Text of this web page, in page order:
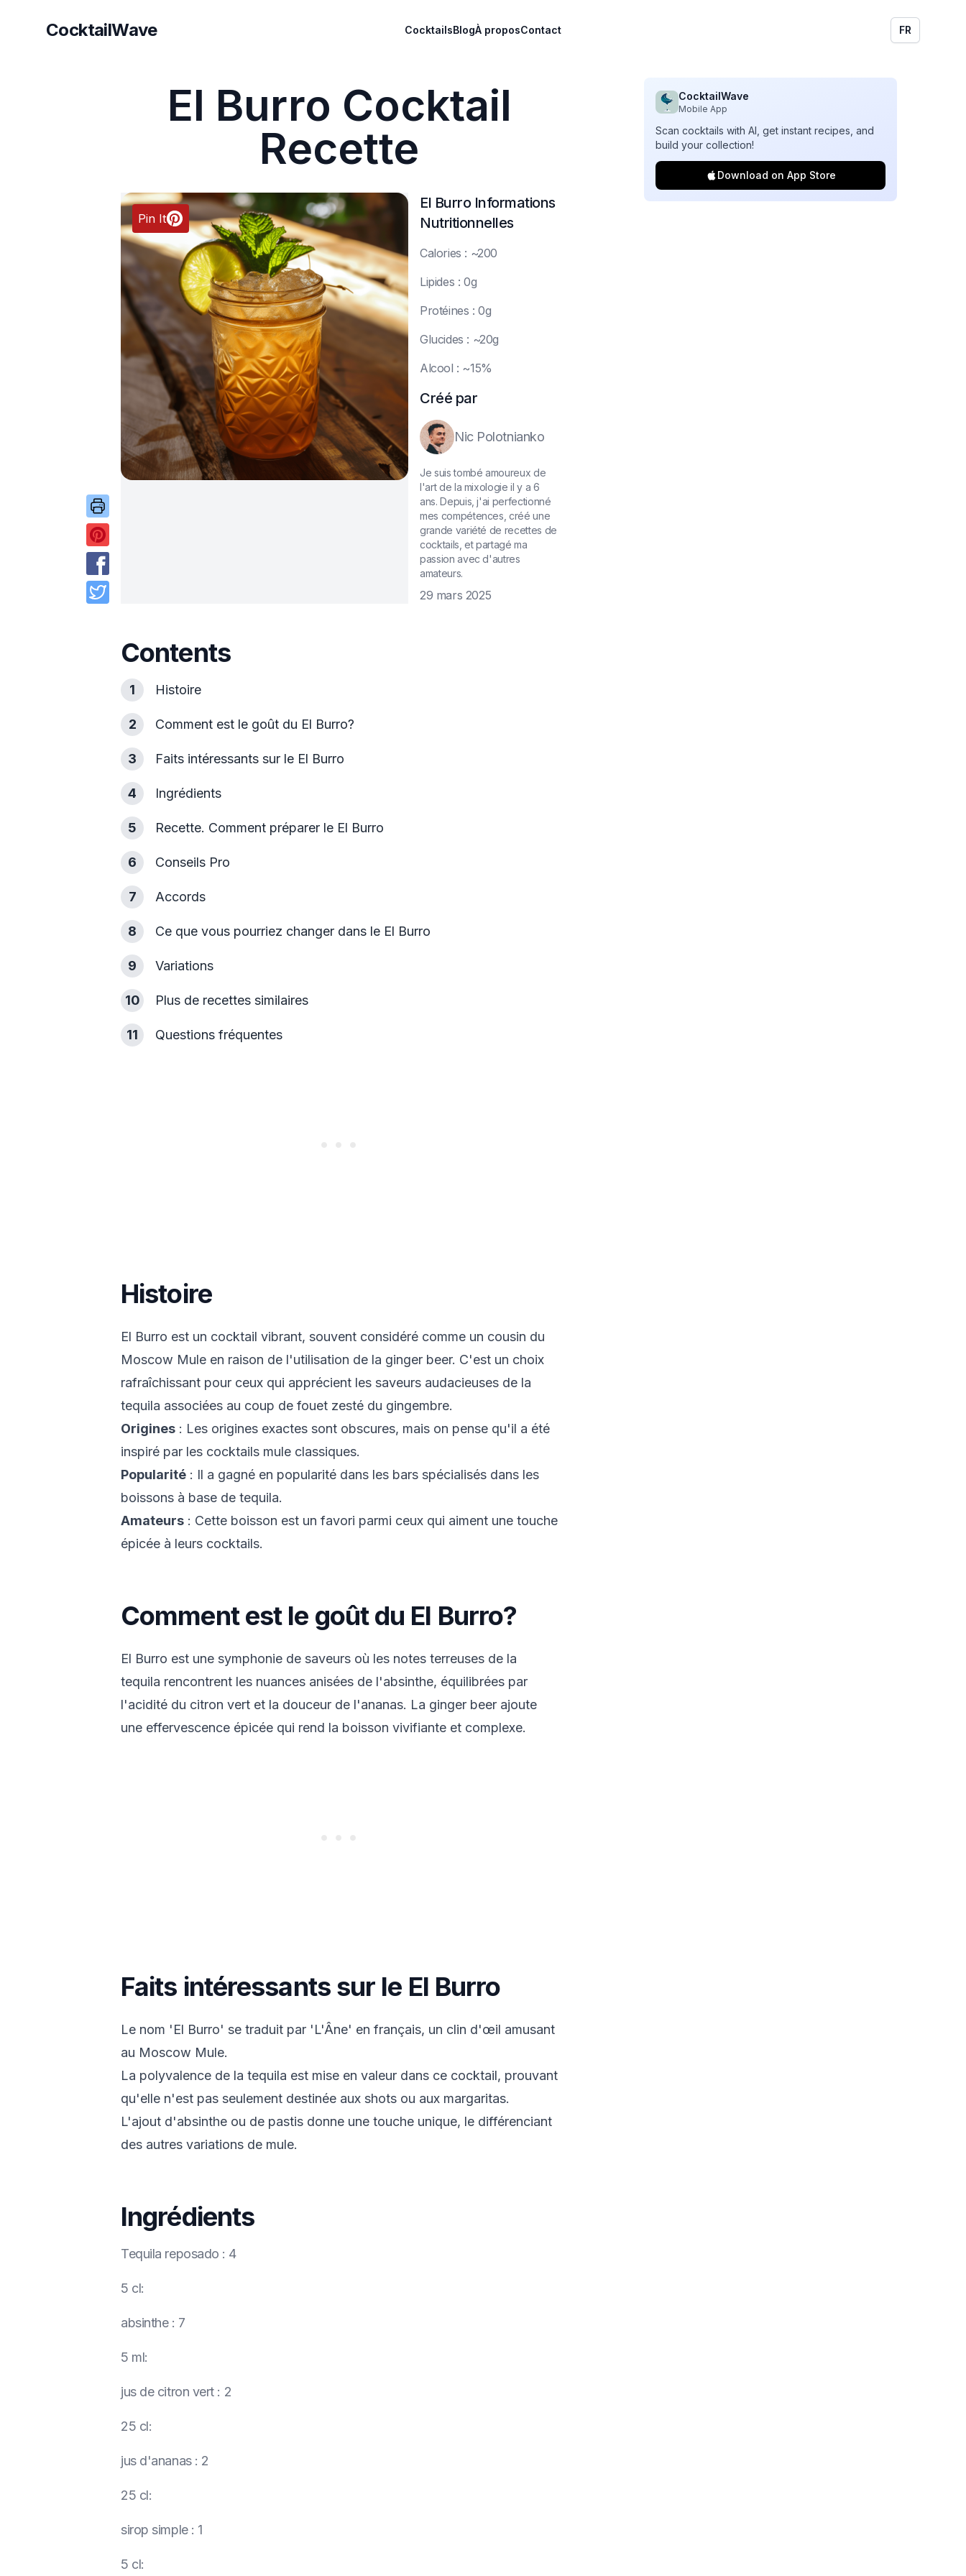
CocktailWave
CocktailWave CocktailsBlogÀ proposContact FR
El Burro Cocktail
Recette
Pin It
El BurroInformations
Nutritionnelles
Calories : ~200
Lipides : 0g
Protéines : 0g
Glucides : ~20g
Alcool : ~15%
Créé par
Nic Polotnianko
Je suis tombé amoureux de
l'art de la mixologie il y a 6
ans. Depuis, j'ai perfectionné
mes compétences, créé une
grande variété de recettes de
cocktails, et partagé ma
passion avec d'autres
amateurs.
29 mars 2025
Contents
1 Histoire
2 Comment est le goût du El Burro?
3 Faits intéressants sur le El Burro
4 Ingrédients
5 Recette. Comment préparer le El Burro
6 Conseils Pro
7 Accords
8 Ce que vous pourriez changer dans le El Burro
9 Variations
10 Plus de recettes similaires
11 Questions fréquentes
Histoire
El Burro est un cocktail vibrant, souvent considéré comme un cousin du
Moscow Mule en raison de l'utilisation de la ginger beer. C'est un choix
rafraîchissant pour ceux qui apprécient les saveurs audacieuses de la
tequila associées au coup de fouet zesté du gingembre.
Origines : Les origines exactes sont obscures, mais on pense qu'il a été
inspiré par les cocktails mule classiques.
Popularité : Il a gagné en popularité dans les bars spécialisés dans les
boissons à base de tequila.
Amateurs : Cette boisson est un favori parmi ceux qui aiment une touche
épicée à leurs cocktails.
Comment est le goût du El Burro?
El Burro est une symphonie de saveurs où les notes terreuses de la
tequila rencontrent les nuances anisées de l'absinthe, équilibrées par
l'acidité du citron vert et la douceur de l'ananas. La ginger beer ajoute
une effervescence épicée qui rend la boisson vivifiante et complexe.
Faits intéressants sur le El Burro
Le nom 'El Burro' se traduit par 'L'Âne' en français, un clin d'œil amusant
au Moscow Mule.
La polyvalence de la tequila est mise en valeur dans ce cocktail, prouvant
qu'elle n'est pas seulement destinée aux shots ou aux margaritas.
L'ajout d'absinthe ou de pastis donne une touche unique, le différenciant
des autres variations de mule.
Ingrédients
Tequila reposado : 4
5 cl:
absinthe : 7
5 ml:
jus de citron vert : 2
25 cl:
jus d'ananas : 2
25 cl:
sirop simple : 1
5 cl:
CocktailWave
Mobile App
Scan cocktails with AI, get instant recipes, and
build your collection!
Download on App Store